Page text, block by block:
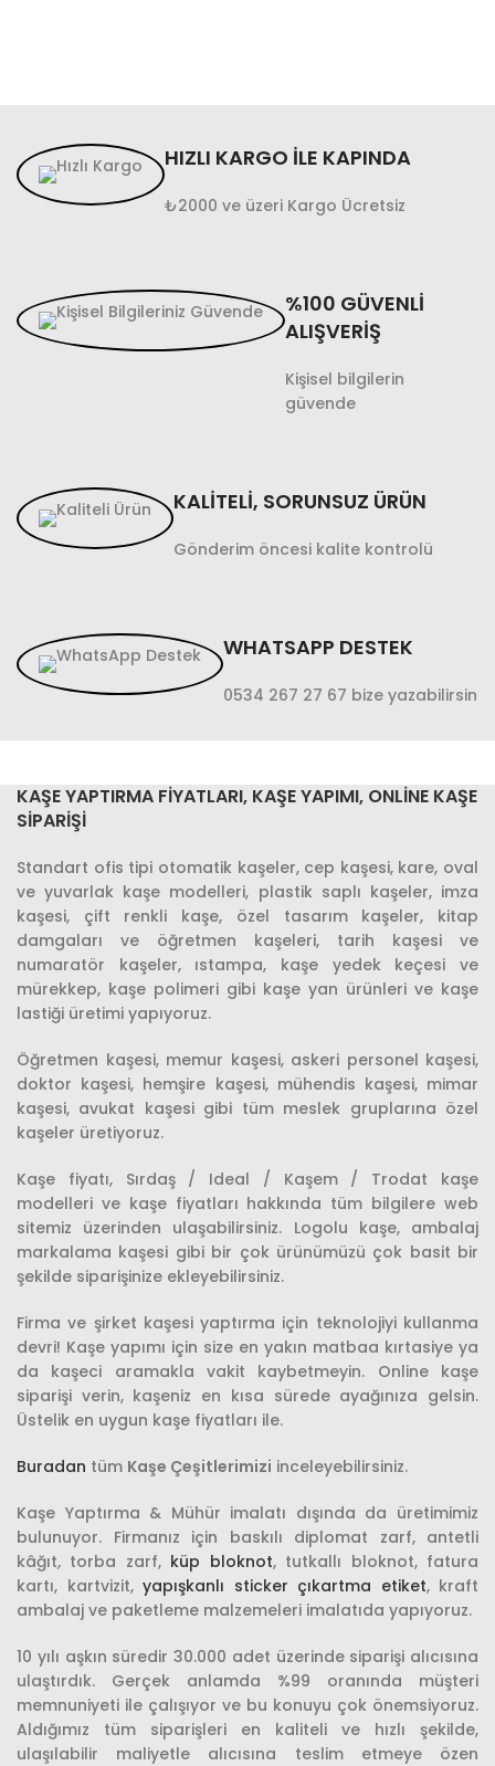
HIZLI KARGO İLE KAPINDA
₺2000 ve üzeri Kargo Ücretsiz
%100 GÜVENLİ
ALIŞVERİŞ
Kişisel bilgilerin
güvende
KALİTELİ, SORUNSUZ ÜRÜN
Gönderim öncesi kalite kontrolü
WHATSAPP DESTEK
0534 267 27 67 bize yazabilirsin
KAŞE YAPTIRMA FIYATLARI, KAŞE YAPIMI, ONLINE KAŞE
SIPARIŞI
Standart ofis tipi otomatik kaşeler, cep kaşesi, kare, oval
ve yuvarlak kaşe modelleri, plastik saplı kaşeler, imza
kaşesi, çift renkli kaşe, özel tasarım kaşeler, kitap
damgaları ve öğretmen kaşeleri, tarih kaşesi ve
numaratör kaşeler, ıstampa, kaşe yedek keçesi ve
mürekkep, kaşe polimeri gibi kaşe yan ürünleri ve kaşe
lastiği üretimi yapıyoruz.
Öğretmen kaşesi, memur kaşesi, askeri personel kaşesi,
doktor kaşesi, hemşire kaşesi, mühendis kaşesi, mimar
kaşesi, avukat kaşesi gibi tüm meslek gruplarına özel
kaşeler üretiyoruz.
Kaşe fiyatı, Sırdaş / Ideal / Kaşem / Trodat kaşe
modelleri ve kaşe fiyatları hakkında tüm bilgilere web
sitemiz üzerinden ulaşabilirsiniz. Logolu kaşe, ambalaj
markalama kaşesi gibi bir çok ürünümüzü çok basit bir
şekilde siparişinize ekleyebilirsiniz.
Firma ve şirket kaşesi yaptırma için teknolojiyi kullanma
devri! Kaşe yapımı için size en yakın matbaa kırtasiye ya
da kaşeci aramakla vakit kaybetmeyin. Online kaşe
siparişi verin, kaşeniz en kısa sürede ayağınıza gelsin.
Üstelik en uygun kaşe fiyatları ile.
Buradan tüm Kaşe Çeşitlerimizi inceleyebilirsiniz.
Kaşe Yaptırma & Mühür imalatı dışında da üretimimiz
bulunuyor. Firmanız için baskılı diplomat zarf, antetli
kâğıt, torba zarf, küp bloknot, tutkallı bloknot, fatura
kartı, kartvizit, yapışkanlı sticker çıkartma etiket, kraft
ambalaj ve paketleme malzemeleri imalatıda yapıyoruz.
10 yılı aşkın süredir 30.000 adet üzerinde siparişi alıcısına
ulaştırdık. Gerçek anlamda %99 oranında müşteri
memnuniyeti ile çalışıyor ve bu konuyu çok önemsiyoruz.
Aldığımız tüm siparişleri en kaliteli ve hızlı şekilde,
ulaşılabilir maliyetle alıcısına teslim etmeye özen